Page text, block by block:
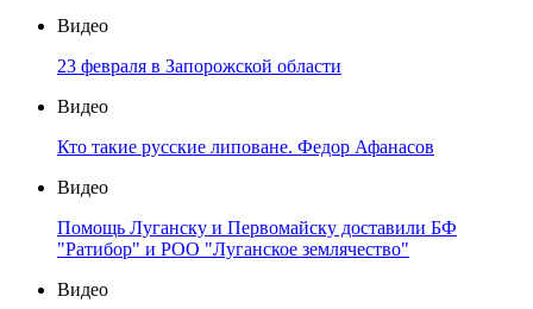
Видео
23 февраля в Запорожской области
Видео
Кто такие русские липоване. Федор Афанасов
Видео
Помощь Луганску и Первомайску доставили БФ
"Ратибор" и РОО "Луганское землячество"
Видео